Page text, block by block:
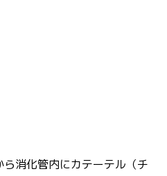
ら消化管内にカテーテル（チ